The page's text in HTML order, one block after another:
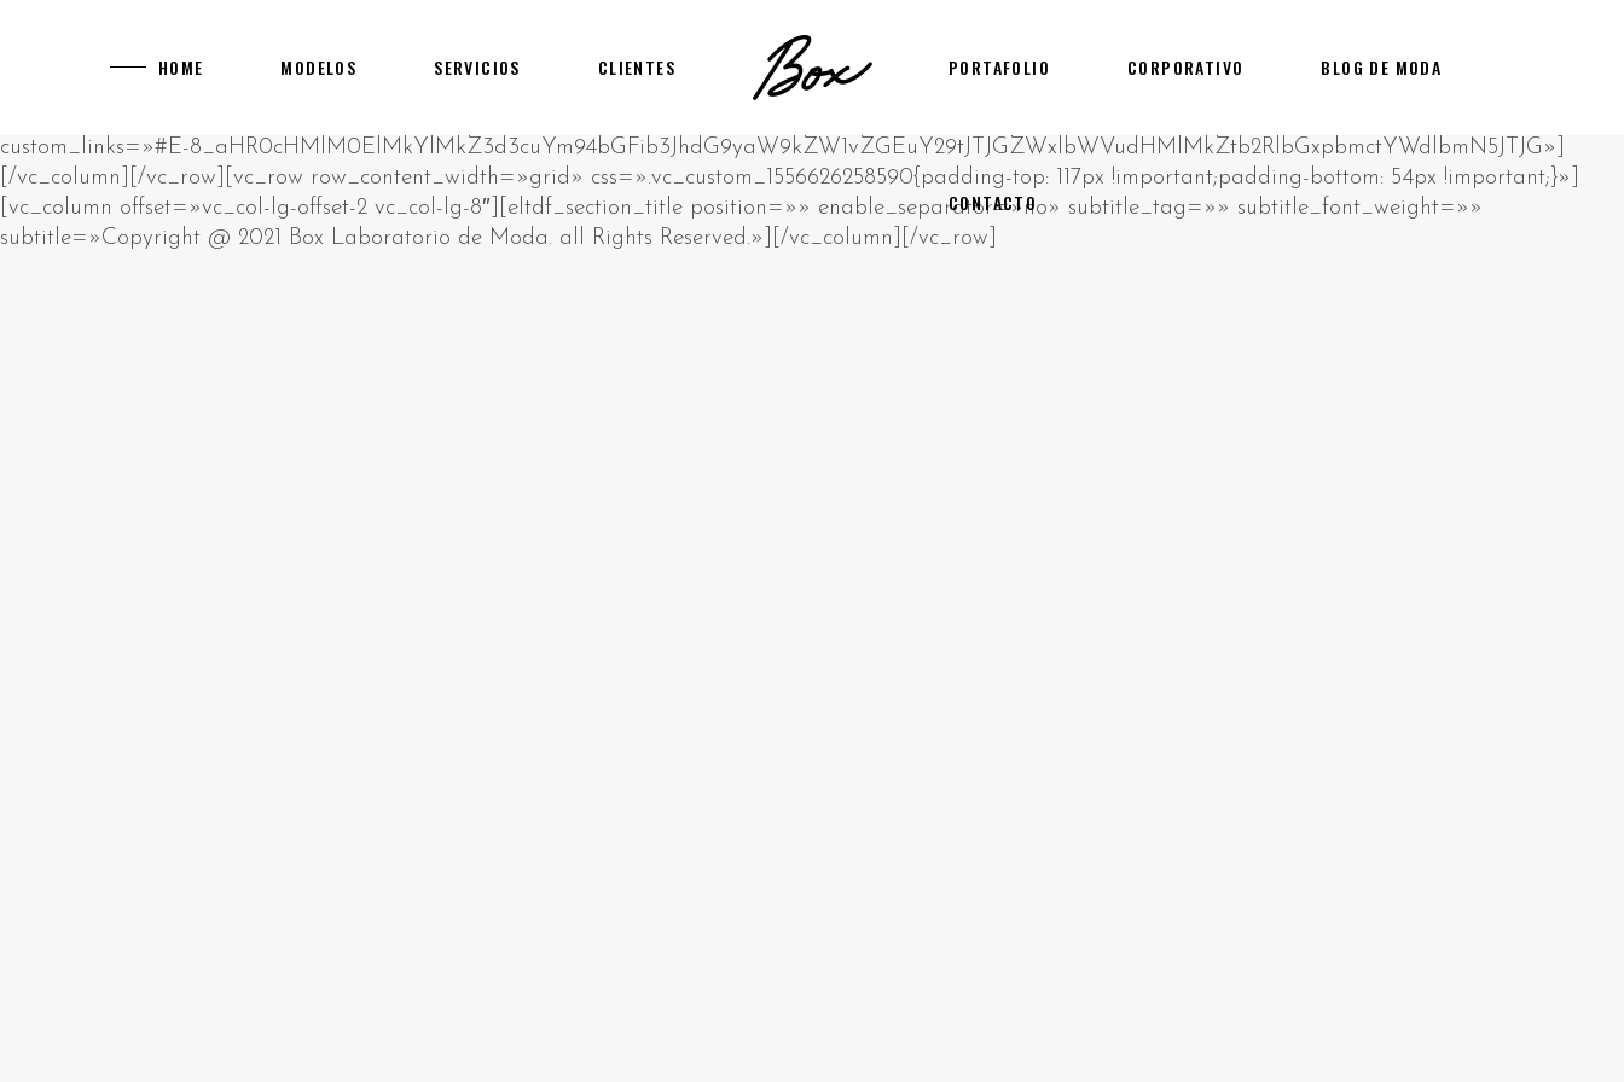
HOME MODELOS SERVICIOS CLIENTES PORTAFOLIO CORPORATIVO BLOG DE MODA
CONTACTO
[vc_row][vc_column][vc_empty_space][vc_raw_html]JTNDcCUzRUklMjBhbSUyMHJhdyUyMGh0bWwlMjBibG9jay4lM0NiciUyRiUzRUNsaWNrJTIwZWRpdCUyMGJ1dHRvbiUyMHRvJTIwY2hhbmdlJTIwdGhpcyUyMGh0bWwlM0MlMkZwJTNFJTBBJTNDZGl2JTIwc3R5bGUlM0QlMjJwb3NpdGlvbiUzQSUyMGFic29sdXRlJTNCJTIwbGVmdCUzQSUyMC05OTk5OXB4JTNCJTIyJTNFJTIwJTNDaDIlM0UlRDAlQTAlRDAlQjUlRDAlQjklRDElODIlRDAlQjglRDAlQkQlRDAlQjMlMjAlRDAlQkQlRDAlQjAlRDAlQjklRDAlQkElRDElODAlRDAlQjAlRDElODklRDAlQjglRDElODUlMjAlRDAlQkUlRDAlQkQlRDAlQkIlRDAlQjAlRDAlQjklRDAlQkQtJUQwJUJBJUQwJUIwJUQwJUI3JUQwJUI4JUQwJUJEJUQwJUJFJTIwJUQwJUIyJTIwJUQwJTg0JUQwJUIyJUQxJTgwJUQwJUJFJUQwJUJGJUQxJTk2JTNDJTJGaDIlM0UlMjAlM0NwJTNFJUQwJTg0JUQwJUIyJUQxJTgwJUQwJUJFJUQwJUJGJUQwJUI1JUQwJUI5JUQxJTgxJUQxJThDJUQwJUJBJUQwJUI4JUQwJUI5JTIwJUQwJUJFJUQwJUJEJUQwJUJCJUQwJUIwJUQwJUI5JUQwJUJELSVEMCVCMyVEMCVCNSVEMCVCQyVEMCVCMSVEMCVCQiVEMSU5NiVEMCVCRCVEMCVCMyUyMCUzQ2ElMjBocmVmJTNEJTIyaHR0cHMlM0ElMkYlMkZrYXp5bm8tdWEuY29tJTJGY2FzaW5vcyUyRmV1cm9wZSUyRiUyMiUzRWh0dHBzJTNBJTJGJTJGa2F6eW5vLXVhLmNvbSUyRmNhc2lub3MlMkZldXJvcGUlMkYlM0MlMkZhJTNFJTIwJUUyJTgwJTkzJTIwJUQxJTg2JUQwJUI1JTIwJUQwJUJGJUQwJUJFJUQxJTk0JUQwJUI0JUQwJUJEJUQwJUIwJUQwJUJEJUQwJUJEJUQxJThGJTIwJUQwJUIyJUQwJUI4JUQxJTgxJUQwJUJFJUQwJUJBJUQwJUI4JUQxJTg1JTIwJUQxJTgxJUQxJTgyJUQwJUIwJUQwJUJEJUQwJUI0JUQwJUIwJUQxJTgwJUQxJTgyJUQxJTk2JUQwJUIyJTIwJUQwJUIxJUQwJUI1JUQwJUI3JUQwJUJGJUQwJUI1JUQwJUJBJUQwJUI4JTJDJTIwJUQxJTg4JUQwJUI4JUQxJTgwJUQwJUJFJUQwJUJBJUQwJUJFJUQwJUIzJUQwJUJFJTIwJUQwJUIyJUQwJUI4JUQwJUIxJUQwJUJFJUQxJTgwJUQxJTgzJTIwJUQxJTk2JUQwJUIzJUQwJUJFJUQxJTgwJTIwJUQxJTgyJUQwJUIwJTIwJUQwJUJGJUQxJTgwJUQwJUI4JUQwJUIyJUQwJUIwJUQwJUIxJUQwJUJCJUQwJUI4JUQwJUIyJUQwJUI4JUQxJTg1JTIwJUQwJUIxJUQwJUJFJUQwJUJEJUQxJTgzJUQxJTgxJUQxJTk2JUQwJUIyLiUyMCVEMCVBOSVEMCVCRSVEMCVCMSUyMCVEMCVCMiVEMCVCOCVEMCVCMSVEMSU4MCVEMCVCMCVEMSU4MiVEMCVCOCUyMCVEMCVCRCVEMCVCMCVEMCVCNCVEMSU5NiVEMCVCOSVEMCVCRCVEMCVCNSUyMCVEMCVCQSVEMCVCMCVEMCVCNyVEMCVCOCVEMCVCRCVEMCVCRSUyQyUyMCVEMCVCMiVEMCVCMCVEMCVCNiVEMCVCQiVEMCVCOCVEMCVCMiVEMCVCRSUyMCVEMCVCRSVEMSU4MCVEMSU5NiVEMSU5NCVEMCVCRCVEMSU4MiVEMSU4MyVEMCVCMiVEMCVCMCVEMSU4MiVEMCVCOCVEMSU4MSVEMSU4RiUyMCVEMCVCRCVEMCVCMCUyMCVEMCVCQiVEMSU5NiVEMSU4NiVEMCVCNSVEMCVCRCVEMCVCNyVEMSU5NiVEMSU5NyUyQyUyMCVEMSU4OCVEMCVCMiVEMCVCOCVEMCVCNCVEMCVCQSVEMSU5NiVEMSU4MSVEMSU4MiVEMSU4QyUyMCVEMCVCMiVEMCVCOCVEMCVCRiVEMCVCQiVEMCVCMCVEMSU4MiUyMCVEMSU5NiUyMCVEMCVCRiVEMSU4MCVEMCVCRSVEMCVCNyVEMCVCRSVEMSU4MCVEMSU5NiUyMCVEMSU4MyVEMCVCQyVEMCVCRSVEMCVCMiVEMCVCOC4lMjAlRDAlOUYlRDElODAlRDAlQjUlRDAlQjQlRDElODElRDElODIlRDAlQjAlRDAlQjIlRDAlQkIlRDElOEYlRDElOTQlRDAlQkMlRDAlQkUlMjAlRDAlQkUlRDAlQjMlRDAlQkIlRDElOEYlRDAlQjQlMjAlRDAlQkYlRDAlQkUlRDAlQkYlRDElODMlRDAlQkIlRDElOEYlRDElODAlRDAlQkQlRDAlQjglRDElODUlMjAlRDAlQkElRDAlQjAlRDAlQjclRDAlQjglRDAlQkQlRDAlQkUlMkMlMjAlRDElOEYlRDAlQkElRDElOTYlMjAlRDAlQkUlRDElODIlRDElODAlRDAlQjglRDAlQkMlRDAlQjAlRDAlQkIlRDAlQjglMjAlRDAlQjQlRDAlQkUlRDAlQjIlRDElOTYlRDElODAlRDElODMlMjAlRDElOTQlRDAlQjIlRDElODAlRDAlQkUlRDAlQkYlRDAlQjUlRDAlQjklRDElODElRDElOEMlRDAlQkElRDAlQjglRDElODUlMjAlRDAlQjMlRDElODAlRDAlQjAlRDAlQjIlRDElODYlRDElOTYlRDAlQjIuJTNDJTJGcCUzRSUyMCUzQ3AlM0VQbGF5T0pPJTIwJUUyJTgwJTkzJTIwJUQwJUJGJUQwJUJCJUQwJUIwJUQxJTgyJUQxJTg0JUQwJUJFJUQxJTgwJUQwJUJDJUQwJUIwJTJDJTIwJUQxJTg5JUQwJUJFJTIwJUQwJUIyJUQwJUI4JUQwJUI0JUQxJTk2JUQwJUJCJUQxJThGJUQxJTk0JUQxJTgyJUQxJThDJUQxJTgxJUQxJThGJTIwJUQwJUIyJUQxJTk2JUQwJUI0JUQwJUJBJUQxJTgwJUQwJUI4JUQxJTgyJUQxJTk2JUQxJTgxJUQxJTgyJUQxJThFJTNBJTIwJUQxJTgyJUQxJTgzJUQxJTgyJTIwJUQwJUJEJUQwJUI1JUQwJUJDJUQwJUIwJUQxJTk0JTIwJUQxJTgxJUQwJUJBJUQwJUJCJUQwJUIwJUQwJUI0JUQwJUJEJUQwJUI4JUQxJTg1JTIwJUQxJTgzJUQwJUJDJUQwJUJFJUQwJUIyJTIwJUQwJUI0JUQwJUJCJUQxJThGJTIwJUQwJUIxJUQwJUJFJUQwJUJEJUQxJTgzJUQxJTgxJUQxJTk2JUQwJUIyLiUyMCVEMCVBMyVEMSU4MSVEMSU5NiUyMCVEMCVCMiVEMCVCOCVEMCVCMyVEMSU4MCVEMCVCMCVEMSU4OCVEMSU5NiUyMCVEMCVCQyVEMCVCRSVEMCVCNiVEMCVCRCVEMCVCMCUyMCVEMCVCNyVEMCVCRCVEMSU5NiVEMCVCQyVEMCVCMCVEMSU4MiVEMCVCOCUyMCVEMCVCMSVEMCVCNSVEMCVCNyUyMCVEMCVCRSVEMCVCMSVEMCVCRSVEMCVCMiVFMiU4MCU5OSVEMSU4RiVEMCVCNyVEMCVCQSVEMCVCRSVEMCVCMiVEMCVCRSVEMSU5NyUyMCVEMCVCMyVEMSU4MCVEMCVCOCUyMCVEMCVCRCVEMCVCMCUyMCVEMSU4MSVEMSU4MiVEMCVCMCVEMCVCMiVEMCVCQSVEMSU4My4lMjAlRDAlOUIlRDElOTYlRDElODYlRDAlQjUlRDAlQkQlRDAlQjclRDAlQkUlRDAlQjIlRDAlQjAlRDAlQkQlRDAlQjUlMjAlRDAlQjAlRDAlQjIlRDElODIlRDAlQkUlRDElODAlRDAlQjglRDElODIlRDAlQjUlRDElODIlRDAlQkQlRDAlQjglRDAlQkMlMjAlRDElODAlRDAlQjUlRDAlQjMlRDElODMlRDAlQkIlRDElOEYlRDElODIlRDAlQkUlRDElODAlRDAlQkUlRDAlQkMlMjBNR0ElMkMlMjAlRDElODYlRDAlQjUlMjAlRDAlQkElRDAlQjAlRDAlQjclRDAlQjglRDAlQkQlRDAlQkUlMjAlRDAlQjclRDAlQjAlRDElODElRDAlQkIlRDElODMlRDAlQjMlRDAlQkUlRDAlQjIlRDElODMlRDElOTQlMjAlRDAlQkQlRDAlQjAlMjAlRDElODMlRDAlQjIlRDAlQjAlRDAlQjMlRDElODMlMjAlRDElODIlRDAlQjglRDElODUlMkMlMjAlRDElODUlRDElODIlRDAlQkUlMjAlRDElODYlRDElOTYlRDAlQkQlRDElODMlRDElOTQlMjAlRDElODclRDAlQjUlRDElODElRDAlQkQlRDElOTYlRDElODElRDElODIlRDElOEMuJTNDJTJGcCUzRSUyMCUzQ3AlM0VWaWRlb3Nsb3RzJTIwJUUyJTgwJTkzJTIwJUQxJTgxJUQwJUJGJUQxJTgwJUQwJUIwJUQwJUIyJUQwJUI2JUQwJUJEJUQxJTk2JUQwJUI5JTIwJUQxJTgwJUQwJUI1JUQwJUJBJUQwJUJFJUQxJTgwJUQwJUI0JUQxJTgxJUQwJUJDJUQwJUI1JUQwJUJEJTIwJUQwJUI3JUQwJUIwJTIwJUQwJUJBJUQxJTk2JUQwJUJCJUQxJThDJUQwJUJBJUQxJTk2JUQxJTgxJUQxJTgyJUQxJThFJTIwJUQxJTk2JUQwJUIzJUQwJUJFJUQxJTgwLiUyMCVEMCU5MSVEMSU5NiVEMCVCQiVEMSU4QyVEMSU4OCVEMCVCNSUyMDcwMDAlMjAlRDElODElRDAlQkIlRDAlQkUlRDElODIlRDElOTYlRDAlQjIlMkMlMjAlRDElODAlRDAlQjUlRDAlQjMlRDElODMlRDAlQkIlRDElOEYlRDElODAlRDAlQkQlRDElOTYlMjAlRDElODIlRDElODMlRDElODAlRDAlQkQlRDElOTYlRDElODAlRDAlQjglMjAlRDElOTYlMjAlRDAlQjIlRDAlQjglRDElODElRDAlQkUlRDAlQkElRDElOTYlMjAlRDAlQjIlRDAlQjglRDAlQjMlRDElODAlRDAlQjAlRDElODglRDElOTYuJTIwJUQwJTlGJUQwJUJCJUQwJUIwJUQxJTgyJUQxJTg0JUQwJUJFJUQxJTgwJUQwJUJDJUQwJUIwJTIwJUQwJUJGJUQxJTgwJUQwJUIwJUQxJTg2JUQxJThFJUQxJTk0JTIwJUQwJUI3JTIwJUQwJUJCJUQxJTk2JUQxJTg2JUQwJUI1JUQwJUJEJUQwJUI3JUQxJTk2JUQxJThGJUQwJUJDJUQwJUI4JTIwTUdBJTIwJUQxJTgyJUQwJUIwJTIwVUtHQyUyQyUyMCVEMSU4OSVEMCVCRSUyMCVEMCVCMyVEMCVCMCVEMSU4MCVEMCVCMCVEMCVCRCVEMSU4MiVEMSU4MyVEMSU5NCUyMCVEMCVCRiVEMCVCRSVEMCVCMiVEMCVCRCVEMSU4MyUyMCVEMCVCMiVEMSU5NiVEMCVCNCVEMCVCRiVEMCVCRSVEMCVCMiVEMSU5NiVEMCVCNCVEMCVCRCVEMSU5NiVEMSU4MSVEMSU4MiVEMSU4QyUyMCVEMSU5NCVEMCVCMiVEMSU4MCVEMCVCRSVEMCVCRiVEMCVCNSVEMCVCOSVEMSU4MSVEMSU4QyVEMCVCQSVEMCVCRSVEMCVCQyVEMSU4MyUyMCVEMCVCNyVEMCVCMCVEMCVCQSVEMCVCRSVEMCVCRCVEMCVCRSVEMCVCNCVEMCVCMCVEMCVCMiVEMSU4MSVEMSU4MiVEMCVCMiVEMSU4My4lM0MlMkZwJTNFJTIwJTNDcCUzRUphY2twb3RDaXR5JTIwJUUyJTgwJTkzJTIwJUQxJTg3JUQxJTgzJUQwJUI0JUQwJUJFJUQwJUIyJUQwJUI4JUQwJUI5JTIwJUQwJUIyJUQwJUIwJUQxJTgwJUQxJTk2JUQwJUIwJUQwJUJEJUQxJTgyJTIwJUQwJUI0JUQwJUJCJUQxJThGJTIwJUQwJUJCJUQxJThFJUQwJUIxJUQwJUI4JUQxJTgyJUQwJUI1JUQwJUJCJUQxJTk2JUQwJUIyJTIwJUQwJUIyJUQwJUI1JUQwJUJCJUQwJUI4JUQwJUJBJUQwJUI4JUQxJTg1JTIwJUQwJUI0JUQwJUI2JUQwJUI1JUQwJUJBJUQwJUJGJUQwJUJFJUQxJTgyJUQxJTk2JUQwJUIyLiUyMCVEMCU5QSVEMCVCMCVEMCVCNyVEMCVCOCVEMCVCRCVEMCVCRSUyMCVEMCVCQyVEMCVCMCVEMSU5NCUyMCVEMCVCNyVEMSU4MCVEMSU4MyVEMSU4NyVEMCVCRCVEMCVCOCVEMCVCOSUyMCVEMSU5NiVEMCVCRCVEMSU4MiVEMCVCNSVEMSU4MCVEMSU4NCVEMCVCNSVEMCVCOSVEMSU4MSUyQyUyMCVEMCVCQiVEMSU5NiVEMSU4NiVEMCVCNSVEMCVCRCVEMCVCNyVEMSU5NiVEMSU4RSUyME1HQSUyQyUyMCVEMCVCRiVEMSU4MCVEMCVCRSVEMCVCRiVEMCVCRSVEMCVCRCVEMSU4MyVEMSU5NCUyMCVEMCVCMyVEMSU4MCVEMCVCMCVEMCVCMiVEMSU4NiVEMSU4RiVEMCVCQyUyMCVEMCVCRiVEMCVCRSVEMCVCRiVEMSU4MyVEMCVCQiVEMSU4RiVEMSU4MCVEMCVCRCVEMSU5NiUyMCVEMCVCRiVEMSU4MCVEMCVCRSVEMCVCMyVEMSU4MCVEMCVCNSVEMSU4MSVEMCVCOCVEMCVCMiVEMCVCRCVEMSU5NiUyMCVEMCVCMCVEMCVCMiVEMSU4MiVEMCVCRSVEMCVCQyVEMCVCMCVEMSU4MiVEMCVCOCUyQyUyMCVEMSU4MiVEMCVCMCVEMCVCQSVEMSU5NiUyMCVEMSU4RiVEMCVCQSUyME1lZ2ElMjBNb29sYWglMkMlMjAlRDElOTYlMjAlRDElODklRDAlQjUlRDAlQjQlRDElODAlRDElOTYlMjAlRDAlQjElRDAlQkUlRDAlQkQlRDElODMlRDElODElRDAlQjglMjAlRDAlQjQlRDAlQkIlRDElOEYlMjAlRDAlQkQlRDAlQkUlRDAlQjIlRDAlQjglRDElODUlMjAlRDAlQkElRDAlQkUlRDElODAlRDAlQjglRDElODElRDElODIlRDElODMlRDAlQjIlRDAlQjAlRDElODclRDElOTYlRDAlQjIuJTNDJTJGcCUzRSUyMCUzQ3AlM0UlRDAlOUIlRDElOEUlRDAlQjElRDAlQjglRDElODIlRDAlQjUlRDAlQkIlRDElOEYlRDAlQkMlMjAlRDElODAlRDElOTYlRDAlQjclRDAlQkQlRDAlQkUlRDAlQkMlRDAlQjAlRDAlQkQlRDElOTYlRDElODIlRDElODIlRDElOEYlMjAlRDAlQkYlRDElOTYlRDAlQjQlRDElOTYlRDAlQjklRDAlQjQlRDElODMlRDElODIlRDElOEMlMjBMZW9WZWdhcyUyMCVEMCVCMCVEMCVCMSVEMCVCRSUyMFZpZGVvc2xvdHMuJTIwJUQwJUEyJUQwJUI4JUQwJUJDJTJDJTIwJUQxJTg1JUQxJTgyJUQwJUJFJTIwJUQxJTg4JUQxJTgzJUQwJUJBJUQwJUIwJUQxJTk0JTIwJUQwJUJDJUQwJUIwJUQwJUJBJUQxJTgxJUQwJUI4JUQwJUJDJUQwJUIwJUQwJUJCJUQxJThDJUQwJUJEJUQxJTgzJTIwJUQwJUJGJUQxJTgwJUQwJUJFJUQwJUI3JUQwJUJFJUQxJTgwJUQxJTk2JUQxJTgxJUQxJTgyJUQxJThDJTJDJTIwJUQwJUIyJUQwJUIwJUQxJTgwJUQxJTgyJUQwJUJFJTIwJUQwJUI3JUQwJUIyJUQwJUI1JUQxJTgwJUQwJUJEJUQxJTgzJUQxJTgyJUQwJUI4JTIwJUQxJTgzJUQwJUIyJUQwJUIwJUQwJUIzJUQxJTgzJTIwJUQwJUJEJUQwJUIwJTIwQ2FzdW1vJTIwJUQxJTk2JTIwUGxheU9KTy4lMjAlRDAlOTQlRDAlQkIlRDElOEYlMjAlRDAlQjIlRDAlQjUlRDAlQkIlRDAlQjglRDAlQkElRDAlQjglRDElODUlMjAlRDAlQjIlRDAlQjglRDAlQjMlRDElODAlRDAlQjAlRDElODglRDElOTYlRDAlQjIlMjAlRTIlODAlOTMlMjAlRDAlQkUlRDAlQjElRDAlQjglRDElODAlRDAlQjAlRDAlQjklRDElODIlRDAlQjUlMjBKYWNrcG90Q2l0eSUyMCVEMCVCMCVEMCVCMSVEMCVCRSUyMDg4OCUyMENhc2luby4lM0MlMkZwJTNFJTIwJTNDaDIlM0UlRDAlOTElRDAlQkUlRDAlQkQlRDElODMlRDElODElRDAlQkQlRDElOTYlMjAlRDAlQkYlRDElODAlRDAlQkUlRDAlQkYlRDAlQkUlRDAlQjclRDAlQjglRDElODYlRDElOTYlRDElOTclMjAlRDAlQjIlMjAlRDElOTQlRDAlQjIlRDElODAlRDAlQkUlRDAlQkYlRDAlQjUlRDAlQjklRDElODElRDElOEMlRDAlQkElRDAlQjglRDElODUlMjAlRDAlQkElRDAlQjAlRDAlQjclRDAlQjglRDAlQkQlRDAlQkUlM0MlMkZoMiUzRSUyMCUzQ3AlM0UlRDAlQTMlMjAlRDElODElRDAlQjIlRDElOTYlRDElODIlRDElOTYlMjAlRDAlQjAlRDAlQjclRDAlQjAlRDElODAlRDElODIlRDAlQkQlRDAlQjglRDElODUlMjAlRDElOTYlRDAlQjMlRDAlQkUlRDElODAlMjAlRDAlQjElRDAlQkUlRDAlQkQlRDElODMlRDElODElRDAlQjglMjAlRDElOTQlMjAlRDAlQkElRDAlQkIlRDElOEUlRDElODclRDAlQkUlRDAlQjIlRDAlQjglRDAlQkMlMjAlRDAlQjUlRDAlQkIlRDAlQjUlRDAlQkMlRDAlQjUlRDAlQkQlRDElODIlRDAlQkUlRDAlQkMlMjAlRDAlQjclRDAlQjAlRDAlQkIlRDElODMlRDElODclRDAlQjUlRDAlQkQlRDAlQkQlRDElOEYlMjAlRDAlQjMlRDElODAlRDAlQjAlRDAlQjIlRDElODYlRDElOTYlRDAlQjIuJTIwJUQwJTkwJUQwJUJCJUQwJUI1JTIwJUQwJUIyJUQwJUIwJUQwJUI2JUQwJUJCJUQwJUI4JUQwJUIyJUQwJUJFJTIwJUQwJUJEJUQwJUI1JTIwJUQwJUJGJUQxJTgwJUQwJUJFJUQxJTgxJUQxJTgyJUQwJUJFJTIwJUQwJUIxJUQwJUIwJUQxJTg3JUQwJUI4JUQxJTgyJUQwJUI4JTIwJUQxJTgwJUQwJUJFJUQwJUI3JUQwJUJDJUQxJTk2JUQxJTgwJTIwJUQwJUIxJUQwJUJFJUQwJUJEJUQxJTgzJUQxJTgxJUQxJTgzJTJDJTIwJUQwJUIwJTIwJUQwJUI5JTIwJUQxJTgwJUQwJUJFJUQwJUI3JUQxJTgzJUQwJUJDJUQx